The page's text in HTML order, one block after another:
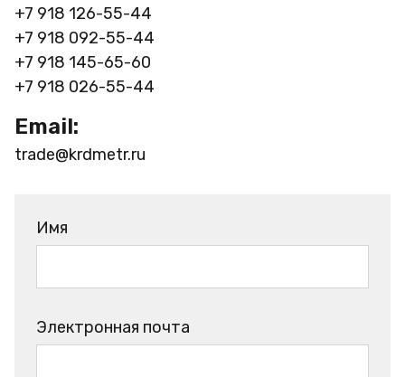
+7 918 126-55-44
+7 918 092-55-44
+7 918 145-65-60
+7 918 026-55-44
Email:
trade@krdmetr.ru
Имя
Электронная почта